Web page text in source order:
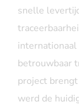
snelle
betrouwbaar
project
werd de